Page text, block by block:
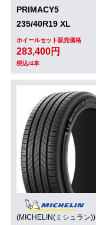
PRIMACY5
235/40R19 XL
ホイールセット販売価格
283,400円
税込/4本
(MICHELIN(ミシュラン))